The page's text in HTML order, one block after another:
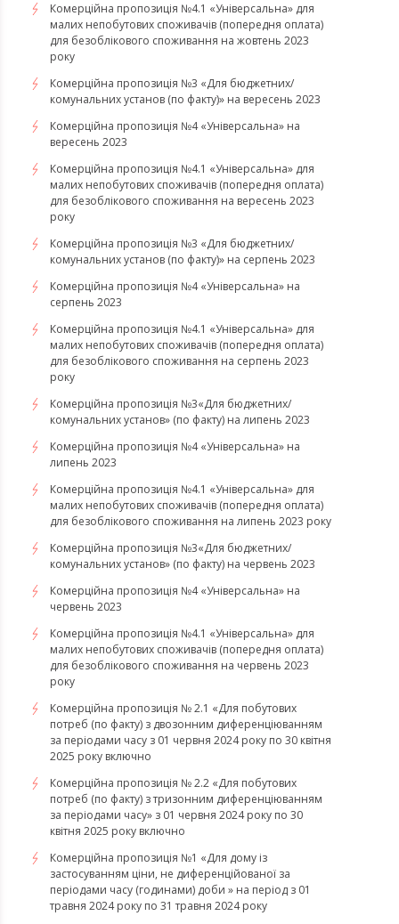
Комерційна пропозиція №4.1 «Універсальна» для
малих непобутових споживачів (попередня оплата)
для безоблікового споживання на жовтень 2023
року
Комерційна пропозиція №3 «Для бюджетних/
комунальних установ (по факту)» на вересень 2023
Комерційна пропозиція №4 «Універсальна» на
вересень 2023
Комерційна пропозиція №4.1 «Універсальна» для
малих непобутових споживачів (попередня оплата)
для безоблікового споживання на вересень 2023
року
Комерційна пропозиція №3 «Для бюджетних/
комунальних установ (по факту)» на серпень 2023
Комерційна пропозиція №4 «Універсальна» на
серпень 2023
Комерційна пропозиція №4.1 «Універсальна» для
малих непобутових споживачів (попередня оплата)
для безоблікового споживання на серпень 2023
року
​​​​​​​Комерційна пропозиція №3«Для бюджетних/
комунальних установ» (по факту) на липень 2023
Комерційна пропозиція №4 «Універсальна» на
липень 2023
Комерційна пропозиція №4.1 «Універсальна» для
малих непобутових споживачів (попередня оплата)
для безоблікового споживання на липень 2023 року
Комерційна пропозиція №3«Для бюджетних/
комунальних установ» (по факту) на червень 2023
Комерційна пропозиція №4 «Універсальна» на
червень 2023
Комерційна пропозиція №4.1 «Універсальна» для
малих непобутових споживачів (попередня оплата)
для безоблікового споживання на червень 2023
року
Комерційна пропозиція № 2.1 «Для побутових
потреб (по факту) з двозонним диференціюванням
за періодами часу з 01 червня 2024 року по 30 квітня
2025 року включно
Комерційна пропозиція № 2.2 «Для побутових
потреб (по факту) з тризонним диференціюванням
за періодами часу» з 01 червня 2024 року по 30
квітня 2025 року включно
Комерційна пропозиція №1 «Для дому із
застосуванням ціни, не диференційованої за
періодами часу (годинами) доби » на період з 01
травня 2024 року по 31 травня 2024 року